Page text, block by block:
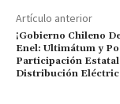
Artículo anterior
¡Gobierno Chileno
Enel: Ultimátum y
Participación Estatal
Distribución